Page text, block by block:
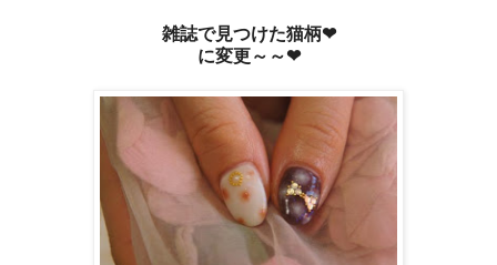
雑誌で見つけた猫柄❤
に変更～～❤